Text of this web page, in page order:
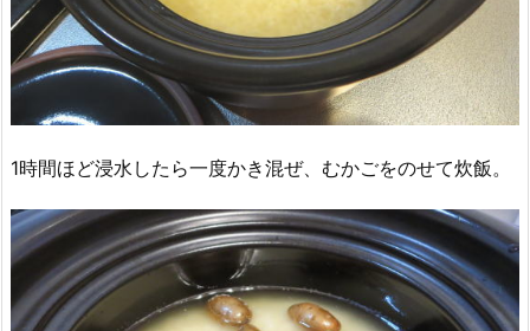
1時間ほど浸水したら一度かき混ぜ、むかごをのせて炊飯。